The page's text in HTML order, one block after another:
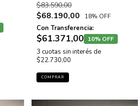
$83.590,00
$68.190,00 18% OFF
Con Transferencia:
$61.371,00 10% OFF
3 cuotas sin interés de
$22.730,00
COMPRAR